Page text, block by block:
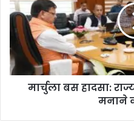
मार्चुला बस हादसा:
मनाने